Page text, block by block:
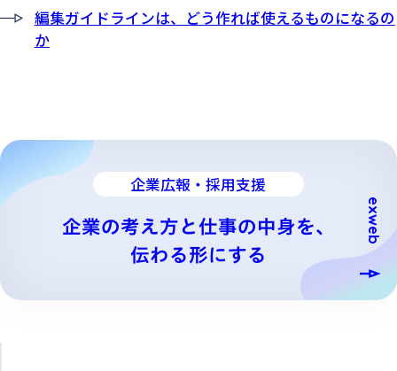
編集ガイドラインは、どう作れば使えるものになるの
か
企業広報・採用支援
企業の考え方と仕事の中身を、
伝わる形にする